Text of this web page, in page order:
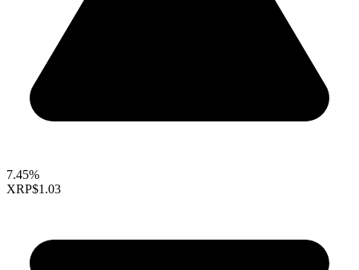
7.45%
XRP$1.03